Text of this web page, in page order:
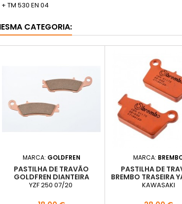
TM 530 EN 04
CATEGORIA:
MARCA: GOLDFREN
PASTILHA DE TRAVÃO
GOLDFREN DIANTEIRA
YAMAHA
YZF 250 07/20
MARCA:
PASTILHA DE
BREMBO TRASEIRA
KAWASAKI